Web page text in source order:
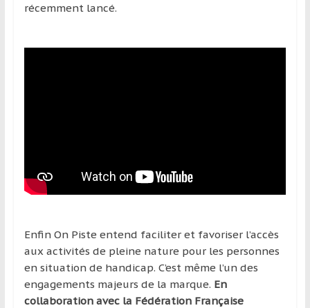
récemment lancé.
Enfin On Piste entend faciliter et favoriser l’accès
aux activités de pleine nature pour les personnes
en situation de handicap. C’est même l’un des
engagements majeurs de la marque. En
collaboration avec la Fédération Française